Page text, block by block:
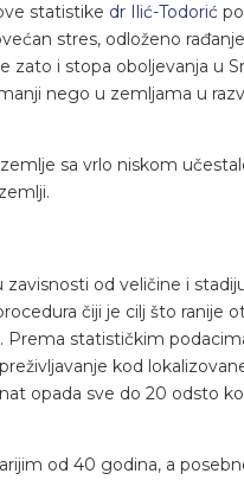
statistike dr Ilić-Todorić
stres, odloženo
zato i stopa oboljevanja u
nego u zemljama u
sa vrlo niskom
od veličine i
čiji je cilj što ranije
Prema statističkim
kod
opada sve do 20 odsto
od 40 godina, a